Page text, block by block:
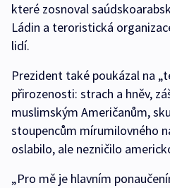
které zosnoval
Ládin a teroristická
lidí.
Prezident také poukázal na
přirozenosti: strach a hněv,
muslimským Američanům,
stoupencům mírumilovného
oslabilo, ale nezničilo
„Pro mě je hlavním